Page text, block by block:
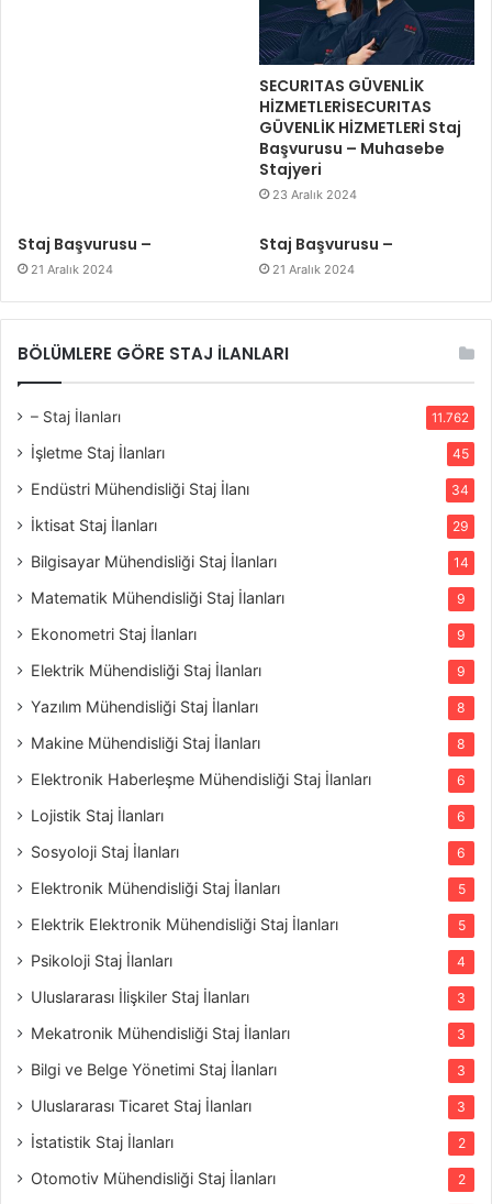
SECURITAS GÜVENLİK
HİZMETLERİSECURITAS
GÜVENLİK HİZMETLERİ Staj
Başvurusu – Muhasebe
Stajyeri
23 Aralık 2024
Staj Başvurusu –
21 Aralık 2024
Staj Başvurusu –
21 Aralık 2024
BÖLÜMLERE GÖRE STAJ İLANLARI
– Staj İlanları 11.762
İşletme Staj İlanları 45
Endüstri Mühendisliği Staj İlanı 34
İktisat Staj İlanları 29
Bilgisayar Mühendisliği Staj İlanları 14
Matematik Mühendisliği Staj İlanları 9
Ekonometri Staj İlanları 9
Elektrik Mühendisliği Staj İlanları 9
Yazılım Mühendisliği Staj İlanları 8
Makine Mühendisliği Staj İlanları 8
Elektronik Haberleşme Mühendisliği Staj İlanları 6
Lojistik Staj İlanları 6
Sosyoloji Staj İlanları 6
Elektronik Mühendisliği Staj İlanları 5
Elektrik Elektronik Mühendisliği Staj İlanları 5
Psikoloji Staj İlanları 4
Uluslararası İlişkiler Staj İlanları 3
Mekatronik Mühendisliği Staj İlanları 3
Bilgi ve Belge Yönetimi Staj İlanları 3
Uluslararası Ticaret Staj İlanları 3
İstatistik Staj İlanları 2
Otomotiv Mühendisliği Staj İlanları 2